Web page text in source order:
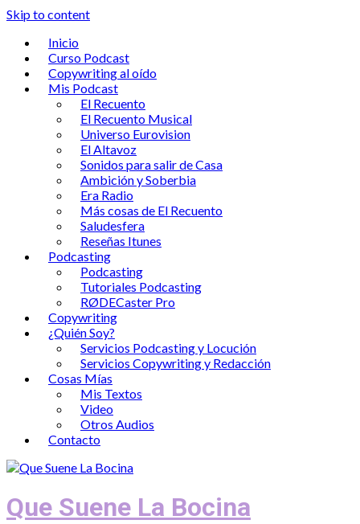
Skip to content
Inicio
Curso Podcast
Copywriting al oído
Mis Podcast
El Recuento
El Recuento Musical
Universo Eurovision
El Altavoz
Sonidos para salir de Casa
Ambición y Soberbia
Era Radio
Más cosas de El Recuento
Saludesfera
Reseñas Itunes
Podcasting
Podcasting
Tutoriales Podcasting
RØDECaster Pro
Copywriting
¿Quién Soy?
Servicios Podcasting y Locución
Servicios Copywriting y Redacción
Cosas Mías
Mis Textos
Video
Otros Audios
Contacto
Que Suene La Bocina